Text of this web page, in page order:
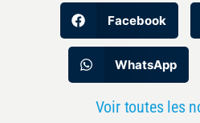
Facebook
WhatsApp
Voir toutes les